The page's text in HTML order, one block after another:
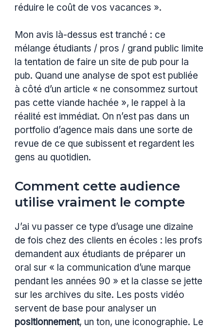
réduire le coût de vos vacances ».
Mon avis là-dessus est tranché : ce
mélange étudiants / pros / grand public limite
la tentation de faire un site de pub pour la
pub. Quand une analyse de spot est publiée
à côté d’un article « ne consommez surtout
pas cette viande hachée », le rappel à la
réalité est immédiat. On n’est pas dans un
portfolio d’agence mais dans une sorte de
revue de ce que subissent et regardent les
gens au quotidien.
Comment cette audience
utilise vraiment le compte
J’ai vu passer ce type d’usage une dizaine
de fois chez des clients en écoles : les profs
demandent aux étudiants de préparer un
oral sur « la communication d’une marque
pendant les années 90 » et la classe se jette
sur les archives du site. Les posts vidéo
servent de base pour analyser un
positionnement, un ton, une iconographie. Le